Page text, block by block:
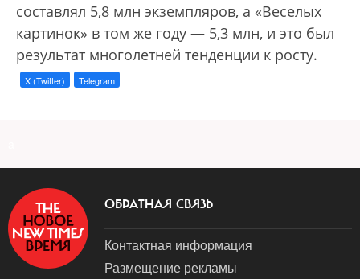
составлял 5,8 млн экземпляров, а «Веселых
картинок» в том же году — 5,3 млн, и это был
результат многолетней тенденции к росту.
X (Twitter) Telegram
ОБРАТНАЯ СВЯЗЬ
Контактная информация
Размещение рекламы